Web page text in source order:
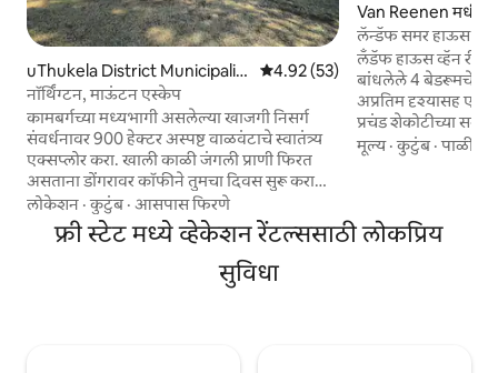
uThukela District Municipality
मधील केबिन
5 पैकी 4.92 सरासरी रेटिंग, 53 रिव्ह्यूज
4.92 (53)
नॉर्थिंग्टन, माऊंटन एस्केप
कामबर्गच्या मध्यभागी असलेल्या खाजगी निसर्ग
संवर्धनावर 900 हेक्टर अस्पष्ट वाळवंटाचे स्वातंत्र्य
एक्सप्लोर करा. खाली काळी जंगली प्राणी फिरत
असताना डोंगरावर कॉफीने तुमचा दिवस सुरू करा
किंवा तुमच्या स्वतःच्या खाजगी ट्राऊट धरणात
सकाळी शांतपणे मासेमारी करण्यात घालवा.
निसर्गरम्य हायकिंग ट्रेल्स एक्सप्लोर करा, दुर्मिळ
पक्ष्यांच्या प्रजाती शोधा. तुमच्या साहसांनंतर, नव्याने
बांधलेल्या आधुनिक कॉटेजच्या आरामदायी
लोकेशन ·कुटुंब· आसपास फिरणे
Van Reenen मधील
लॅन्डॅफ समर हाऊस
लँडॅफ हाऊस व्हॅन
बांधलेले 4 बेडरूमचे
अप्रतिम दृश्यासह
प्रचंड शेकोटीच्या
बाहेर जाऊन फिरून
छोट्या चर्चमध्ये
कॉटेजेस, वुडलँड्स
मूल्य·कुटुंब·पाळीव
फ्री स्टेट मध्ये व्हेकेशन रेंटल्ससाठी लोकप्रिय
सुविधा